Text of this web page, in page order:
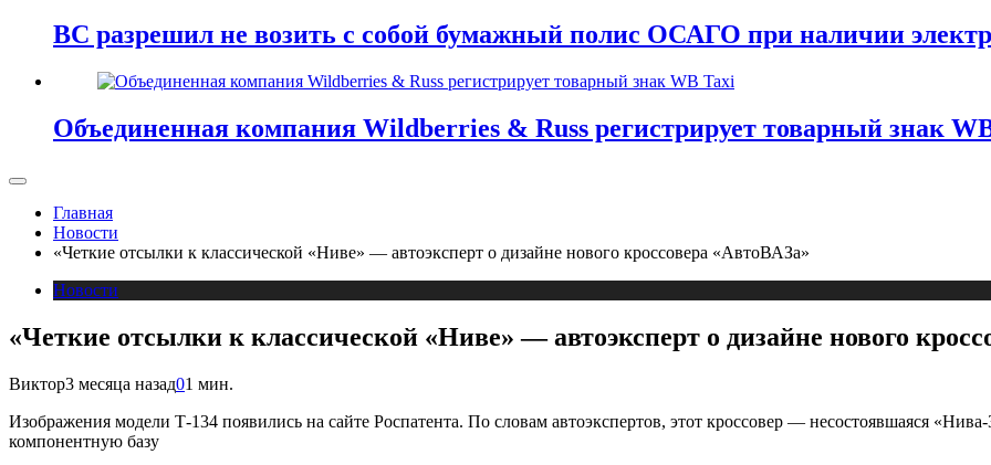
ВС разрешил не возить с собой бумажный полис ОСАГО при наличии
Объединенная компания Wildberries & Russ регистрирует товарный знак
Главная
Новости
«Четкие отсылки к классической «Ниве» — автоэксперт о дизайне нового кроссовера «АвтоВАЗа»
Новости
«Четкие отсылки к классической «Ниве» — автоэксперт о дизайне нового
Виктор3 месяца назад01 мин.
Изображения модели Т-134 появились на сайте Роспатента. По словам автоэкспертов, этот кроссовер — несостоявшаяся
компонентную базу